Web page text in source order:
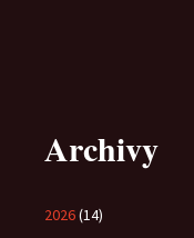
Archivy
2026(14)